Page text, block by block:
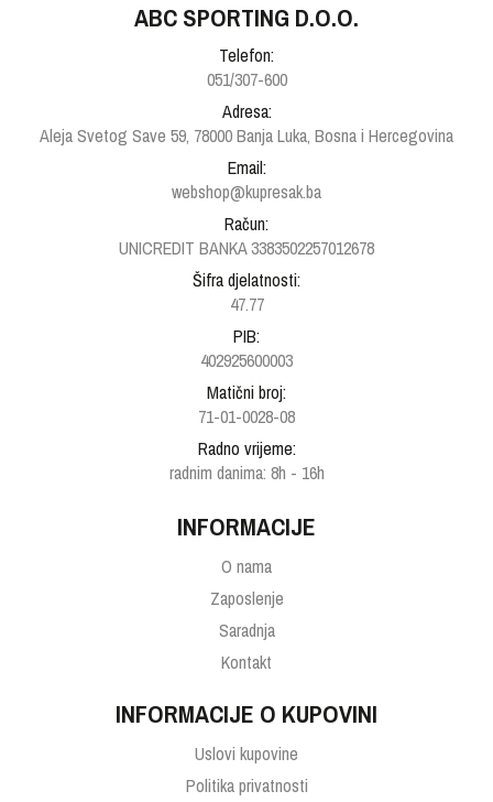
ABC SPORTING D.O.O.
Telefon:
051/307-600
Adresa:
Aleja Svetog Save 59, 78000 Banja Luka, Bosna i Hercegovina
Email:
webshop@kupresak.ba
Račun:
UNICREDIT BANKA 3383502257012678
Šifra djelatnosti:
47.77
PIB:
402925600003
Matični broj:
71-01-0028-08
Radno vrijeme:
radnim danima: 8h - 16h
INFORMACIJE
O nama
Zaposlenje
Saradnja
Kontakt
INFORMACIJE O KUPOVINI
Uslovi kupovine
Politika privatnosti